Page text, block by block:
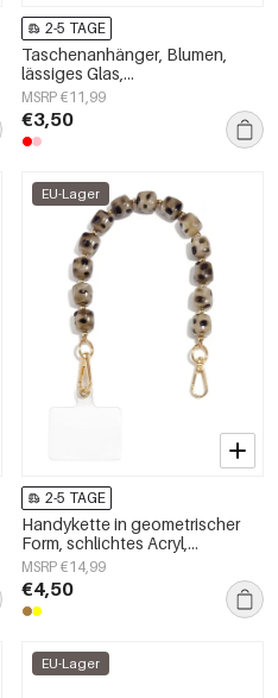
2-5 TAGE
Taschenanhänger, Blumen,
lässiges Glas,
Alltagsaccessoires
MSRP €11,99
€3,50
EU-Lager
2-5 TAGE
Handykette in geometrischer
Form, schlichtes Acryl,
Alltagsaccessoire
MSRP €14,99
€4,50
EU-Lager